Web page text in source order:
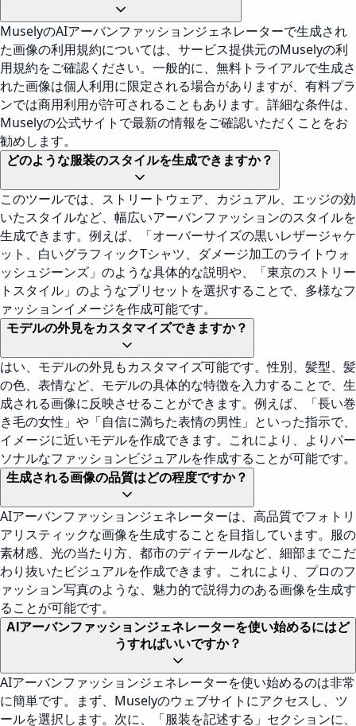
MuselyのAIアーバンファッションジェネレーターで生成され
た画像の利用規約については、サービス提供元のMuselyの利
用規約をご確認ください。一般的に、無料トライアルで生成さ
れた画像は個人利用に限定される場合がありますが、有料プラ
ンでは商用利用が許可されることもあります。詳細な条件は、
Muselyの公式サイトで最新の情報をご確認いただくことをお
勧めします。
どのような服装のスタイルを生成できますか？
このツールでは、ストリートウェア、カジュアル、エッジの効
いたスタイルなど、幅広いアーバンファッションのスタイルを
生成できます。例えば、「オーバーサイズの黒いレザージャケ
ット、白いグラフィックTシャツ、ダメージ加工のライトウォ
ッシュジーンズ」のような具体的な説明や、「東京のストリー
トスタイル」のようなプリセットを選択することで、多様なフ
ァッションイメージを作成可能です。
モデルの外見をカスタマイズできますか？
はい、モデルの外見もカスタマイズ可能です。性別、髪型、髪
の色、表情など、モデルの具体的な特徴を入力することで、生
成される画像に反映させることができます。例えば、「長い巻
き毛の女性」や「自信に満ちた表情の男性」といった指示で、
イメージに近いモデルを作成できます。これにより、よりパー
ソナルなファッションビジュアルを作成することが可能です。
生成される画像の品質はどの程度ですか？
AIアーバンファッションジェネレーターは、高品質でフォトリ
アリスティックな画像を生成することを目指しています。服の
素材感、光の当たり方、都市のディテールなど、細部までこだ
わり抜いたビジュアルを作成できます。これにより、プロのフ
ァッション写真のような、魅力的で説得力のある画像を生成す
ることが可能です。
AIアーバンファッションジェネレーターを使い始めるにはど
うすればいいですか？
AIアーバンファッションジェネレーターを使い始めるのは非常
に簡単です。まず、Muselyのウェブサイトにアクセスし、ツ
ールを選択します。次に、「服装を記述する」セクションに、